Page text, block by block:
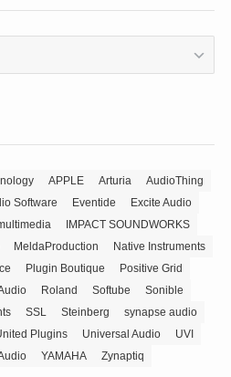
APPLE Arturia
AudioThing
Software Eventide
Excite Audio
IMPACT SOUNDWORKS
MeldaProduction
Native Instruments
Plugin Boutique
Positive Grid
Roland Softube
Sonible
SSL Steinberg
synapse audio
Plugins Universal Audio
UVI
YAMAHA Zynaptiq